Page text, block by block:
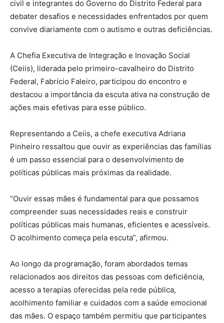
civil e integrantes do Governo do Distrito Federal para
debater desafios e necessidades enfrentados por quem
convive diariamente com o autismo e outras deficiências.
A Chefia Executiva de Integração e Inovação Social
(Ceiis), liderada pelo primeiro-cavalheiro do Distrito
Federal, Fabrício Faleiro, participou do encontro e
destacou a importância da escuta ativa na construção de
ações mais efetivas para esse público.
Representando a Ceiis, a chefe executiva Adriana
Pinheiro ressaltou que ouvir as experiências das famílias
é um passo essencial para o desenvolvimento de
políticas públicas mais próximas da realidade.
“Ouvir essas mães é fundamental para que possamos
compreender suas necessidades reais e construir
políticas públicas mais humanas, eficientes e acessíveis.
O acolhimento começa pela escuta”, afirmou.
Ao longo da programação, foram abordados temas
relacionados aos direitos das pessoas com deficiência,
acesso a terapias oferecidas pela rede pública,
acolhimento familiar e cuidados com a saúde emocional
das mães. O espaço também permitiu que participantes